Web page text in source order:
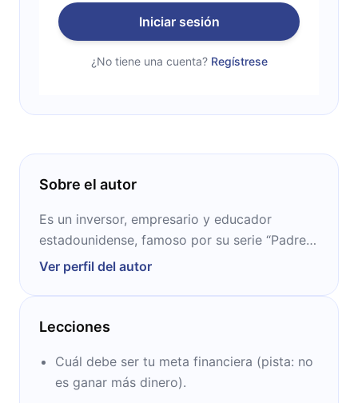
Iniciar sesión
¿No tiene una cuenta? Regístrese
Sobre el autor
Es un inversor, empresario y educador
estadounidense, famoso por su serie “Padre
rico”. Con esta recopilación de libros logró
fueron traducidos a 50 idiomas en 110 países.
Ver perfil del autor
Lecciones
Cuál debe ser tu meta financiera (pista: no
es ganar más dinero).